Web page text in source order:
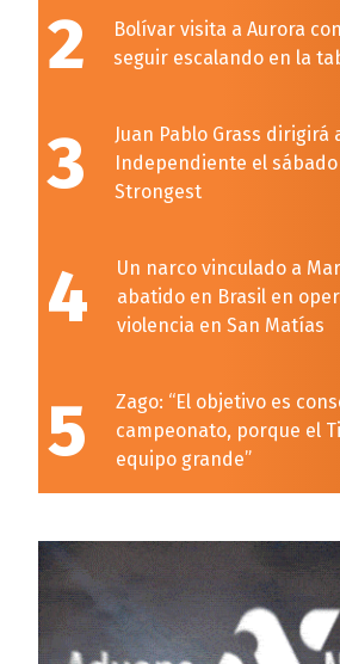
2
Bolívar visita a Aurora
seguir escalando en la
3
Juan Pablo Grass dirigirá
Independiente el
Strongest
4
Un narco vinculado a
abatido en Brasil en
violencia en San Matías
5
Zago: “El objetivo es
campeonato, porque el
equipo grande”